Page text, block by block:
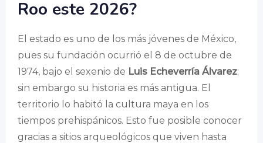
Roo este 2026?
El estado es uno de los más jóvenes de México,
pues su fundación ocurrió el 8 de octubre de
1974, bajo el sexenio de Luis Echeverría Álvarez;
sin embargo su historia es más antigua. El
territorio lo habitó la cultura maya en los
tiempos prehispánicos. Esto fue posible conocer
gracias a sitios arqueológicos que viven hasta